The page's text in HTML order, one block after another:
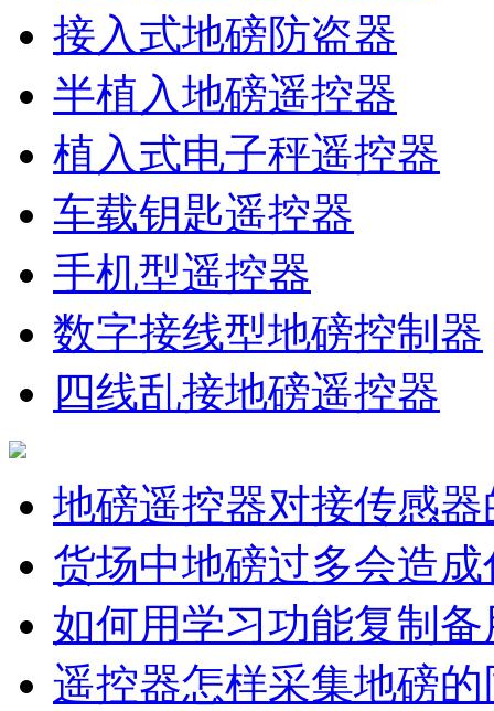
接入式地磅防盗器
半植入地磅遥控器
植入式电子秤遥控器
车载钥匙遥控器
手机型遥控器
数字接线型地磅控制器
四线乱接地磅遥控器
地磅遥控器对接传感
货场中地磅过多会造
如何用学习功能复制
遥控器怎样采集地磅